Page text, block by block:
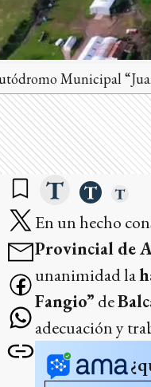
Municipal
En un hecho
Provincial de
unanimidad la
Fangio” de
adecuación y